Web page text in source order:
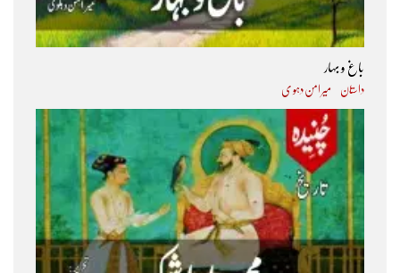
باغ و بہار
داستان میر امن دہو ی